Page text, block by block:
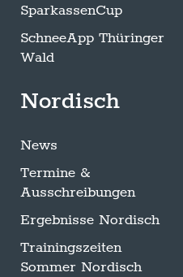
SparkassenCup
SchneeApp Thüringer
Wald
Nordisch
News
Termine &
Ausschreibungen
Ergebnisse Nordisch
Trainingszeiten
Sommer Nordisch